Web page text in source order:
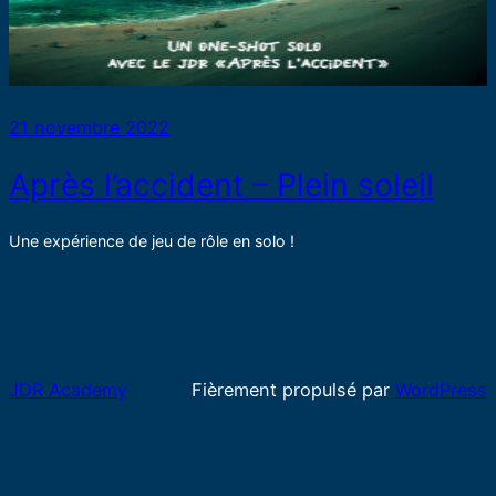
21 novembre 2022
Après l’accident – Plein soleil
Une expérience de jeu de rôle en solo !
JDR Academy Fièrement propulsé par WordPress